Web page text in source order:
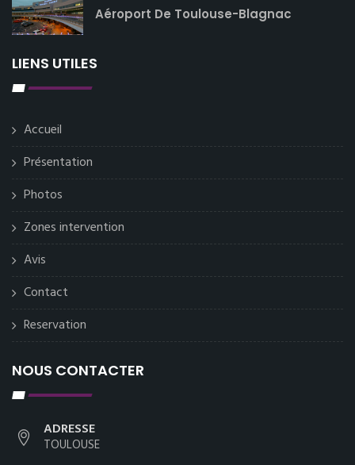
Aéroport De Toulouse-Blagnac
LIENS UTILES
Accueil
Présentation
Photos
Zones intervention
Avis
Contact
Reservation
NOUS CONTACTER
ADRESSE
TOULOUSE